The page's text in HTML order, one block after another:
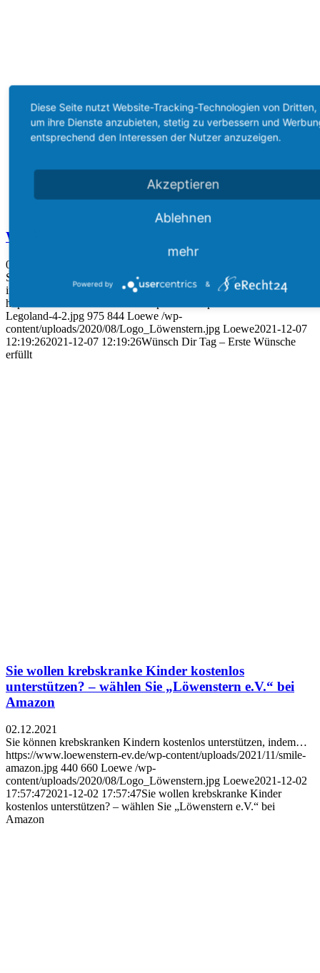
Wünsch Dir Tag – Erste Wünsche erfüllt
07.12.2021
Seit dem Sommer 2021 erhalten die Patienten am Ende der
intensiven…
https://www.loewenstern-ev.de/wp-content/uploads/2021/12/Foto-
Legoland-4-2.jpg 975 844 Loewe /wp-
content/uploads/2020/08/Logo_Löwenstern.jpg Loewe2021-12-07
12:19:262021-12-07 12:19:26Wünsch Dir Tag – Erste Wünsche
erfüllt
Sie wollen krebskranke Kinder kostenlos
unterstützen? – wählen Sie „Löwenstern e.V.“ bei
Amazon
02.12.2021
Sie können krebskranken Kindern kostenlos unterstützen, indem…
https://www.loewenstern-ev.de/wp-content/uploads/2021/11/smile-
amazon.jpg 440 660 Loewe /wp-
content/uploads/2020/08/Logo_Löwenstern.jpg Loewe2021-12-02
17:57:472021-12-02 17:57:47Sie wollen krebskranke Kinder
kostenlos unterstützen? – wählen Sie „Löwenstern e.V.“ bei
Amazon
Diese Seite nutzt Website-Tracking-Technologien von Dritten,
um ihre Dienste anzubieten, stetig zu verbessern und
entsprechend den Interessen der Nutzer anzuzeigen.
Akzeptieren
Ablehnen
mehr
Powered by &